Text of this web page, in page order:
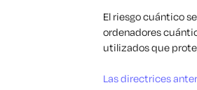
El riesgo cuántico
ordenadores
utilizados que
Las directrices